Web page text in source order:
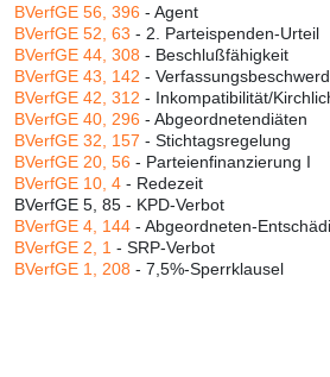
BVerfGE 56, 396 - Agent
BVerfGE 52, 63 - 2. Parteispenden-Urteil
BVerfGE 44, 308 - Beschlußfähigkeit
BVerfGE 43, 142 -
BVerfGE 42, 312 - Inkompatibilität/
BVerfGE 40, 296 - Abgeordnetendiäten
BVerfGE 32, 157 - Stichtagsregelung
BVerfGE 20, 56 - Parteienfinanzierung I
BVerfGE 10, 4 - Redezeit
BVerfGE 5, 85 - KPD-Verbot
BVerfGE 4, 144 - Abgeordneten-
BVerfGE 2, 1 - SRP-Verbot
BVerfGE 1, 208 - 7,5%-Sperrklausel